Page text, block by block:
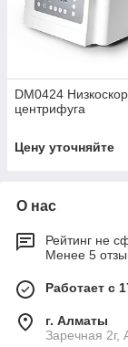
DM0424
центрифуга
Цену уточняйте
О нас
Рейтинг не
Менее 5
Работает с
г. Алматы
Заречная 2г,